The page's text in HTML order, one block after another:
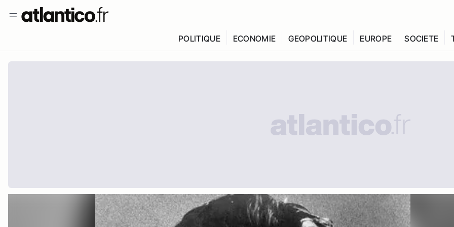
POLITIQUE ECONOMIE GEOPOLITIQUE EUROPE SOCIETE